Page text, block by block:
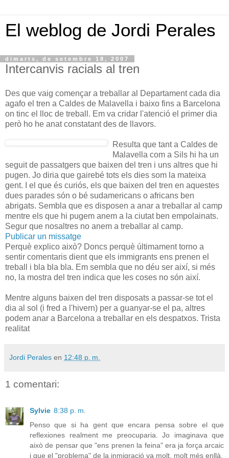
El weblog de Jordi Perales
dimarts, de setembre 18, 2007
Intercanvis racials al tren
Des que vaig començar a treballar al Departament cada dia
agafo el tren a Caldes de Malavella i baixo fins a Barcelona
on tinc el lloc de treball. Em va cridar l'atenció el primer dia
però ho he anat constatant des de llavors.
Resulta que tant a Caldes de
Malavella com a Sils hi ha un
seguit de passatgers que baixen del tren i uns altres que hi
pugen. Jo diria que gairebé tots els dies som la mateixa
gent. I el que és curiós, els que baixen del tren en aquestes
dues parades són o bé sudamericans o africans ben
abrigats. Sembla que es disposen a anar a treballar al camp
mentre els que hi pugem anem a la ciutat ben empolainats.
Segur que nosaltres no anem a treballar al camp.
Publicar un missatge
Perquè explico això? Doncs perquè últimament torno a
sentir comentaris dient que els immigrants ens prenen el
treball i bla bla bla. Em sembla que no déu ser així, si més
no, la mostra del tren indica que les coses no són així.
Mentre alguns baixen del tren disposats a passar-se tot el
dia al sol (i fred a l'hivern) per a guanyar-se el pa, altres
podem anar a Barcelona a treballar en els despatxos. Trista
realitat
Jordi Perales en 12:48 p. m.
1 comentari:
Sylvie 8:38 p. m.
Penso que si ha gent que encara pensa sobre el que
reflexiones realment me preocuparia. Jo imaginava que
això de pensar que "ens prenen la feina" era ja força arcaic
i que el "problema" de la inmigració va molt, molt més enllà.